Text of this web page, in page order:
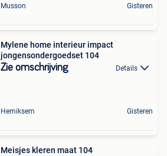
Musson Gisteren
Mylene home interieur impact
jongensondergoedset 104
Zie omschrijving Details
Hemiksem Gisteren
Meisjes kleren maat 104